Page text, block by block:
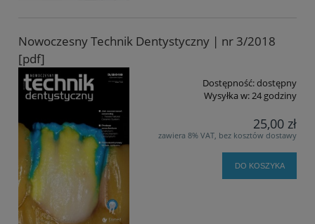
Nowoczesny Technik Dentystyczny | nr 3/2018
[pdf]
Dostępność:dostępny
Wysyłka w:24 godziny
25,00 zł
zawiera 8% VAT, bez kosztów dostawy
DO KOSZYKA